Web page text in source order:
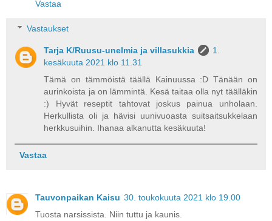
Vastaa
Vastaukset
Tarja K/Ruusu-unelmia ja villasukkia
1.
kesäkuuta 2021 klo 11.31
Tämä on tämmöistä täällä Kainuussa :D Tänään on
aurinkoista ja on lämmintä. Kesä taitaa olla nyt täälläkin
:) Hyvät reseptit tahtovat joskus painua unholaan.
Herkullista oli ja hävisi uunivuoasta suitsaitsukkelaan
herkkusuihin. Ihanaa alkanutta kesäkuuta!
Vastaa
Tauvonpaikan Kaisu 30. toukokuuta 2021 klo 19.00
Tuosta narsissista. Niin tuttu ja kaunis.